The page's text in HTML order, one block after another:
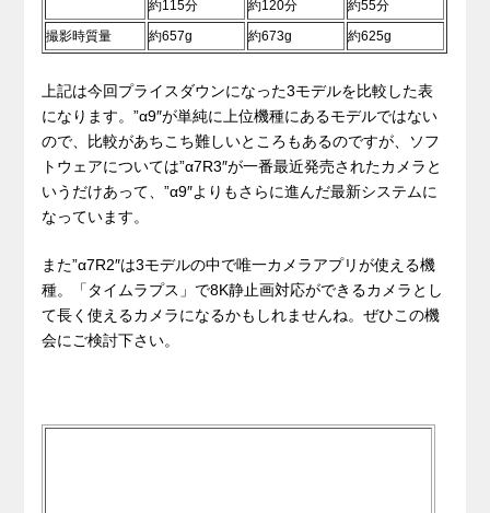
約115分
約120分
約55分
撮影時質量
約657g 約673g 約625g
上記は今回プライスダウンになった3モデルを比較した表
になります。”α9″が単純に上位機種にあるモデルではない
ので、比較があちこち難しいところもあるのですが、ソフ
トウェアについては”α7R3″が一番最近発売されたカメラと
いうだけあって、”α9″よりもさらに進んだ最新システムに
なっています。
また”α7R2″は3モデルの中で唯一カメラアプリが使える機
種。「タイムラプス」で8K静止画対応ができるカメラとし
て長く使えるカメラになるかもしれませんね。ぜひこの機
会にご検討下さい。